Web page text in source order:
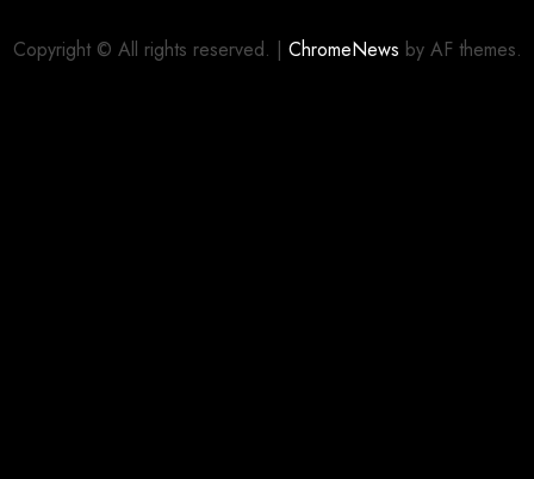
Copyright © All rights reserved. | ChromeNews by AF themes.